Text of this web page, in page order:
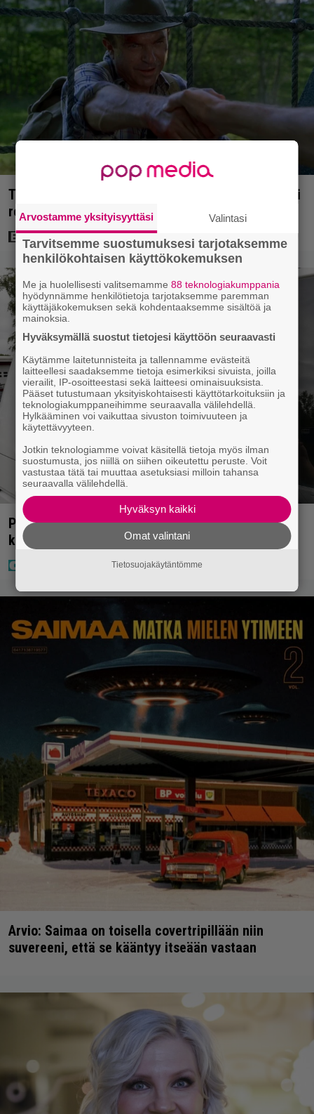
Tuleva videopelielokuva jäi Sam Neillin viimeiseksi
rooliksi
Poliisilla tehovalvonta – tästä kysymys ja näin
kauan kestää
Arvio: Saimaa on toisella covertripillään niin
suvereeni, että se kääntyy itseään vastaan
Arvostamme yksityisyyttäsi Valintasi
Tarvitsemme suostumuksesi tarjotaksemme
henkilökohtaisen käyttökokemuksen
Me ja huolellisesti valitsemamme88 teknologiakumppania
hyödynnämme henkilötietoja tarjotaksemme paremman
käyttäjäkokemuksen sekä kohdentaaksemme sisältöä ja
mainoksia.
Hyväksymällä suostut tietojesi käyttöön seuraavasti
Käytämme laitetunnisteita ja tallennamme evästeitä
laitteellesi saadaksemme tietoja esimerkiksi sivuista, joilla
vierailit, IP-osoitteestasi sekä laitteesi ominaisuuksista.
Pääset tutustumaan yksityiskohtaisesti käyttötarkoituksiin ja
teknologiakumppaneihimme seuraavalla välilehdellä.
Hylkääminen voi vaikuttaa sivuston toimivuuteen ja
käytettävyyteen.
Jotkin teknologiamme voivat käsitellä tietoja myös ilman
suostumusta, jos niillä on siihen oikeutettu peruste. Voit
vastustaa tätä tai muuttaa asetuksiasi milloin tahansa
seuraavalla välilehdellä.
Hyväksyn kaikki
Omat valintani
Tietosuojakäytäntömme